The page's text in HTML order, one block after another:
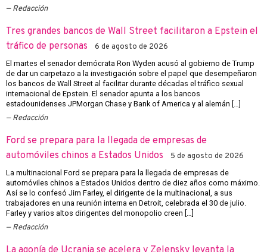
Redacción
Tres grandes bancos de Wall Street facilitaron a Epstein el
tráfico de personas
6 de agosto de 2026
El martes el senador demócrata Ron Wyden acusó al gobierno de Trump
de dar un carpetazo a la investigación sobre el papel que desempeñaron
los bancos de Wall Street al facilitar durante décadas el tráfico sexual
internacional de Epstein. El senador apunta a los bancos
estadounidenses JPMorgan Chase y Bank of America y al alemán […]
Redacción
Ford se prepara para la llegada de empresas de
automóviles chinos a Estados Unidos
5 de agosto de 2026
La multinacional Ford se prepara para la llegada de empresas de
automóviles chinos a Estados Unidos dentro de diez años como máximo.
Así se lo confesó Jim Farley, el dirigente de la multinacional, a sus
trabajadores en una reunión interna en Detroit, celebrada el 30 de julio.
Farley y varios altos dirigentes del monopolio creen […]
Redacción